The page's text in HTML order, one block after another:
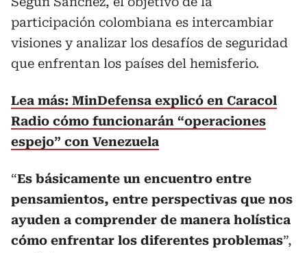
participación colombiana es intercambiar
visiones y analizar los desafíos de seguridad
que enfrentan los países del hemisferio.
Lea más: MinDefensa explicó en Caracol
Radio cómo funcionarán “operaciones
espejo” con Venezuela
“Es básicamente un encuentro entre
pensamientos, entre perspectivas que nos
ayuden a comprender de manera holística
cómo enfrentar los diferentes problemas”,